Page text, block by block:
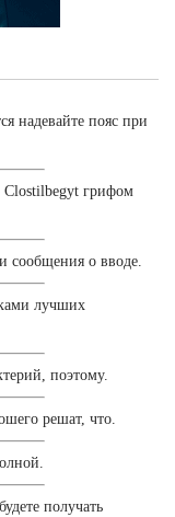
надевайте пояс при
грифом
сообщения о вводе.
лучших
поэтому.
решат, что.
получать